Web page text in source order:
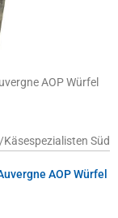
AOP Würfel
Süd
AOP Würfel